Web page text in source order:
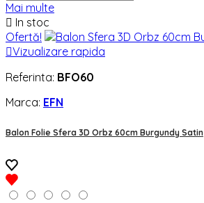
Mai multe
 In stoc
Ofertă!
Vizualizare rapida
Referinta: BFO60
Marca: EFN
Balon Folie Sfera 3D Orbz 60cm Burgundy Satin